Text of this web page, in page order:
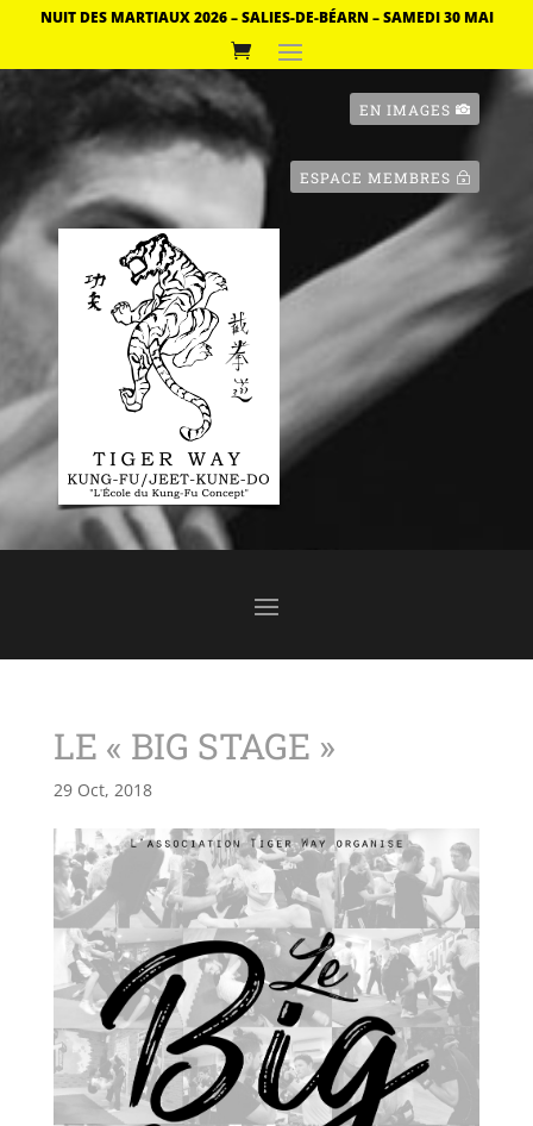
NUIT DES MARTIAUX 2026 – SALIES-DE-BÉARN – SAMEDI 30 MAI
EN IMAGES
ESPACE MEMBRES
LE « BIG STAGE »
29 Oct, 2018